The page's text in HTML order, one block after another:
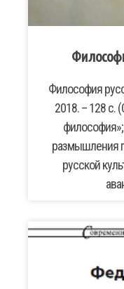
Философия
2018. – 128 с.
размышления
русской